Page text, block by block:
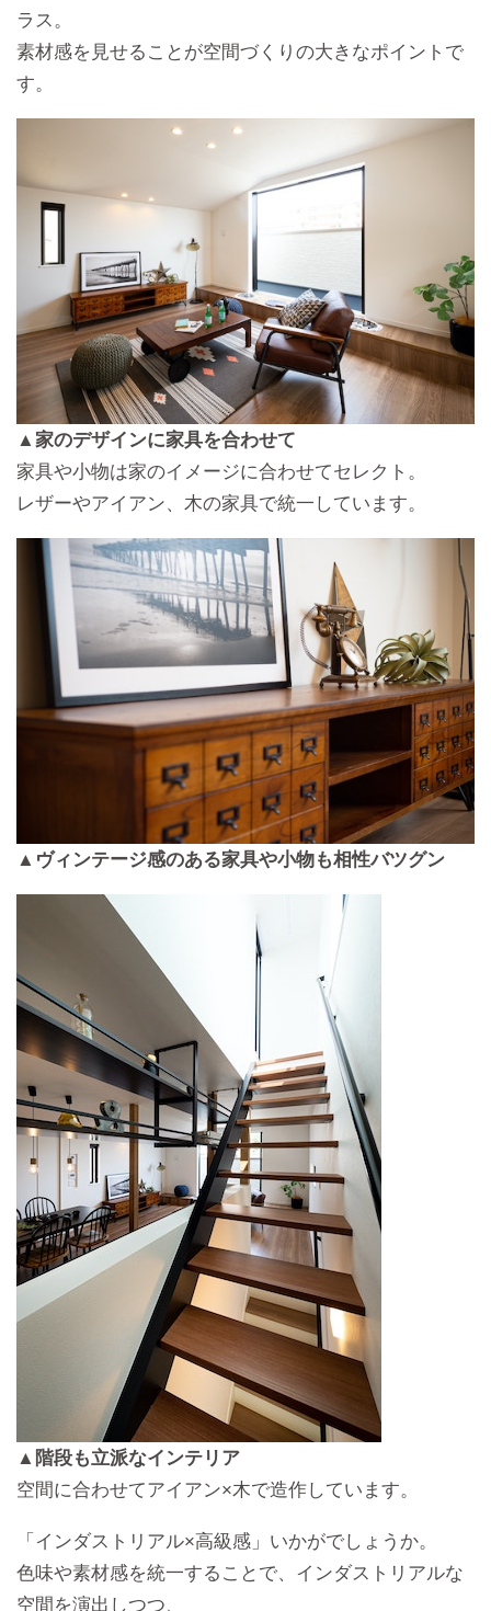
ラス。
素材感を見せることが空間づくりの大きなポイントで
す。
▲家のデザインに家具を合わせて
家具や小物は家のイメージに合わせてセレクト。
レザーやアイアン、木の家具で統一しています。
▲ヴィンテージ感のある家具や小物も相性バツグン
▲階段も立派なインテリア
空間に合わせてアイアン×木で造作しています。
「インダストリアル×高級感」いかがでしょうか。
色味や素材感を統一することで、インダストリアルな
空間を演出しつつ、